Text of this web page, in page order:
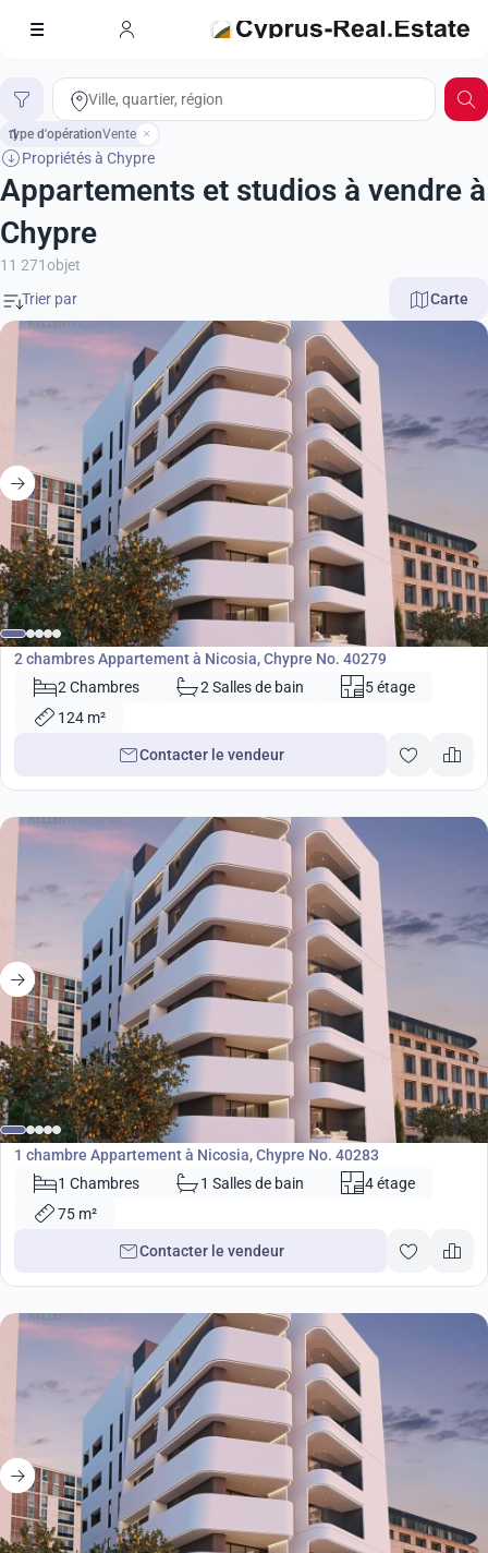
1
type d'opérationVente
Propriétés à Chypre
Appartements et studios à vendre à
Chypre
11 271objet
Carte
€390 000
Appartement
2 chambres Appartement à Nicosia, Chypre No. 40279
2 Chambres
2 Salles de bain
5 étage
124 m²
Contacter le vendeur
€220 000
Appartement
1 chambre Appartement à Nicosia, Chypre No. 40283
1 Chambres
1 Salles de bain
4 étage
75 m²
Contacter le vendeur